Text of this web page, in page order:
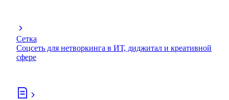
Сетка
Соцсеть для нетворкинга в ИТ, диджитал и креативной
сфере